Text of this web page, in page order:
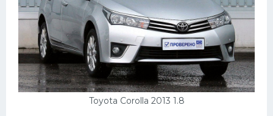
Toyota Corolla 2013 1.8
Вольво
БМВ
МАЗ
Сузуки